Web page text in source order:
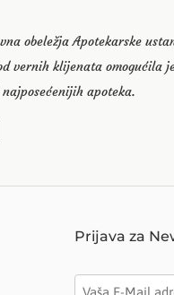
obeležja Apotekarske
vernih klijenata omogućila
apoteka.
Prijava za